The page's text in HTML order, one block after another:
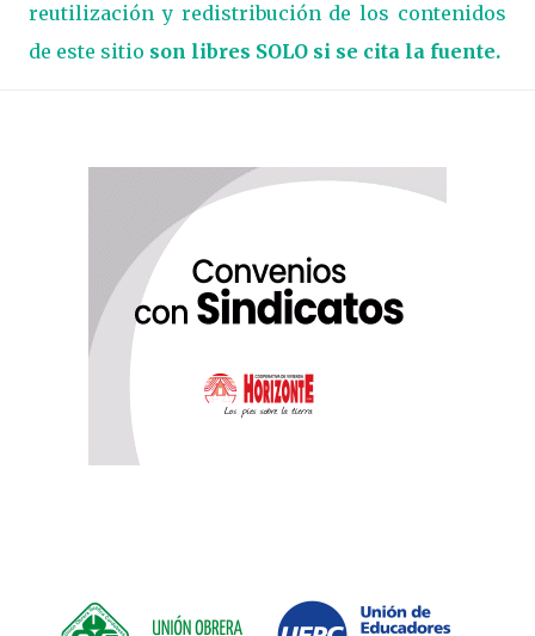
reutilización y redistribución de los contenidos
de este sitio son libres SOLO si se cita la fuente.